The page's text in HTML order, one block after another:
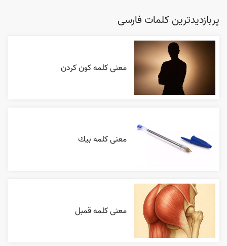
پربازدیدترین کلمات فارسی
معنی کلمه کون کردن
معنی کلمه بيك
معنی کلمه قمبل